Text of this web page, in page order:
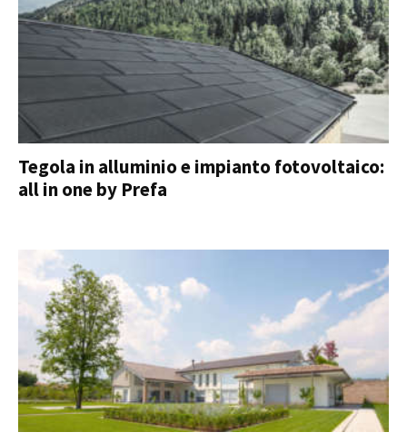
Tegola in alluminio e impianto fotovoltaico:
all in one by Prefa